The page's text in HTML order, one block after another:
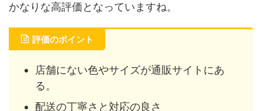
かなりな高評価となっていますね。
評価のポイント
店舗にない色やサイズが通販サイトにあ
る。
配送の丁寧さと対応の良さ